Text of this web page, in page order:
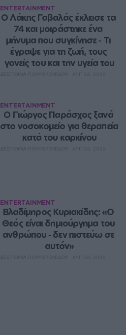
ENTERTAINMENT
Ο Λάκης Γαβαλάς έκλεισε τα
74 και μοιράστηκε ένα
μήνυμα που συγκίνησε ‑ Τι
έγραψε για τη ζωή, τους
γονείς του και την υγεία του
ENTERTAINMENT
O Γιώργος Παράσχος ξανά
στο νοσοκομείο για θεραπεία
κατά του καρκίνου
ENTERTAINMENT
Βλαδίμηρος Κυριακίδης: «Ο
Θεός είναι δημιούργημα του
ανθρώπου ‑ δεν πιστεύω σε
αυτόν»